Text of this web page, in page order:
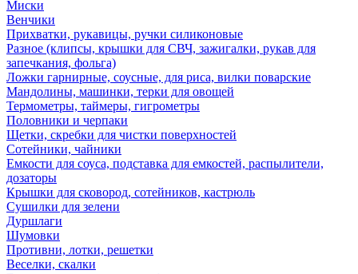
Миски
Венчики
Прихватки, рукавицы, ручки силиконовые
Разное (клипсы, крышки для СВЧ, зажигалки, рукав для
запечкания, фольга)
Ложки гарнирные, соусные, для риса, вилки поварские
Мандолины, машинки, терки для овощей
Термометры, таймеры, гигрометры
Половники и черпаки
Щетки, скребки для чистки поверхностей
Сотейники, чайники
Емкости для соуса, подставка для емкостей, распылители,
дозаторы
Крышки для сковород, сотейников, кастрюль
Сушилки для зелени
Дуршлаги
Шумовки
Противни, лотки, решетки
Веселки, скалки